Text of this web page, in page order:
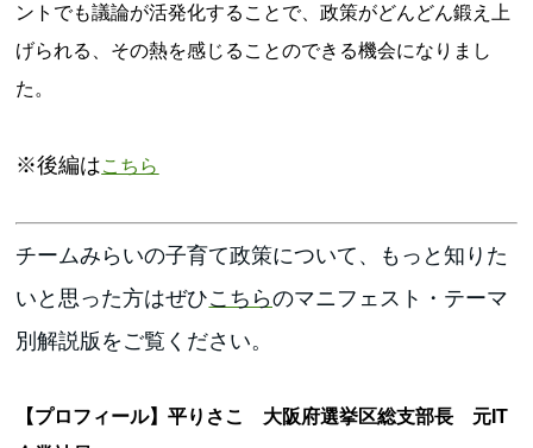
ントでも議論が活発化することで、政策がどんどん鍛え上
げられる、その熱を感じることのできる機会になりまし
た。
※後編はこちら
チームみらいの子育て政策について、もっと知りた
いと思った方はぜひこちらのマニフェスト・テーマ
別解説版をご覧ください。
【プロフィール】平りさこ 大阪府選挙区総支部長 元IT